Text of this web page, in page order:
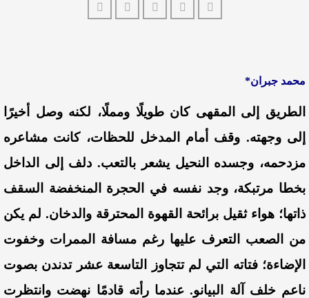
محمد جبران*
الطريق إلى المقهى كان طويلًا ومملًا، لكنه وصل أخيرًا
إلى وجهته. وقف أمام المدخل للحظات، كانت مشاعره
مزدحمه، وجسده النحيل يشعر بالتعب. دلف إلى الداخل
بخطا مرتبكة، وجد نفسه في الحجرة المنخفضة السقف
ذاتها؛ هواء ثقيل برائحة القهوة المحترقة والدخان. لم يكن
من الصعب التعرف عليها رغم مسافة الممرات وخفوت
الإضاءة؛ فتاته التي لم تتجاوز التاسعة عشر تدندن بصوت
ناعم خلف آلة البيانو. عندما رأته قادمًا نهضت وانتظرت